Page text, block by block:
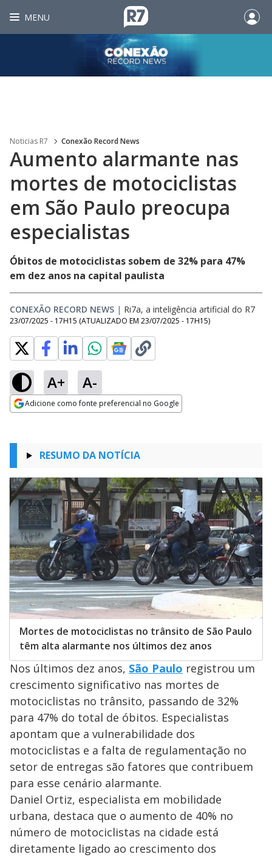
MENU
Noticias R7 Conexão Record News
Aumento alarmante nas
mortes de motociclistas
em São Paulo preocupa
especialistas
Óbitos de motociclistas sobem de 32% para 47%
em dez anos na capital paulista
CONEXÃO RECORD NEWS | Ri7a, a inteligência artificial do R7
23/07/2025 - 17H15 (ATUALIZADO EM 23/07/2025 - 17H15)
A+ A-
Adicione como fonte preferencial no Google
RESUMO DA NOTÍCIA
Mortes de motociclistas no trânsito de São Paulo
têm alta alarmante nos últimos dez anos
Nos últimos dez anos, São Paulo registrou um
crescimento significativo nas mortes de
motociclistas no trânsito, passando de 32%
para 47% do total de óbitos. Especialistas
apontam que a vulnerabilidade dos
motociclistas e a falta de regulamentação no
setor de entregas são fatores que contribuem
para esse cenário alarmante.
Daniel Ortiz, especialista em mobilidade
urbana, destaca que o aumento de 40% no
número de motociclistas na cidade está
diretamente ligado ao crescimento dos